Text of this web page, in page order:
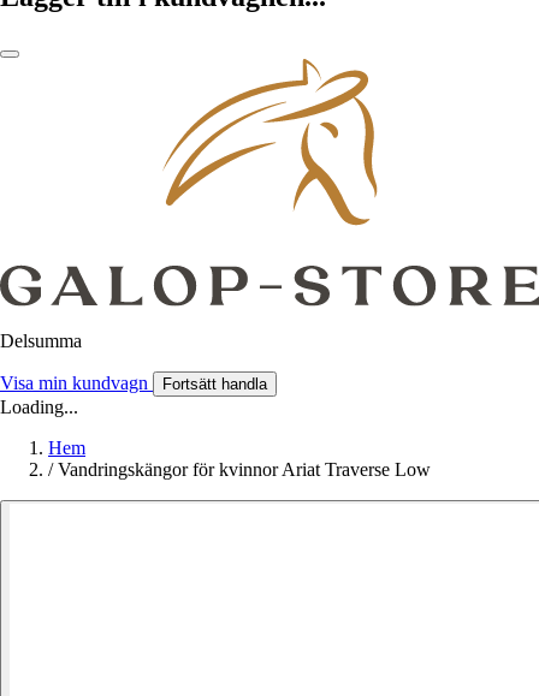
Delsumma
Visa min kundvagn Fortsätt handla
Loading...
Hem
/ Vandringskängor för kvinnor Ariat Traverse Low